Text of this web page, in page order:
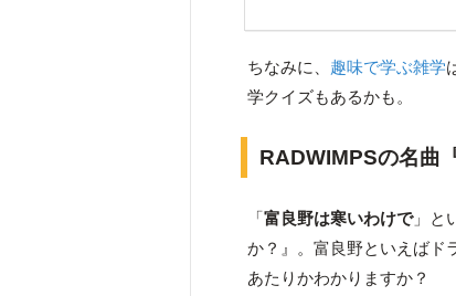
ちなみに、 趣味で学ぶ雑学
学クイズもあるかも。
RADWIMPSの名曲
「富良野は寒いわけで」と
か？』。富良野といえばド
あたりかわかりますか？